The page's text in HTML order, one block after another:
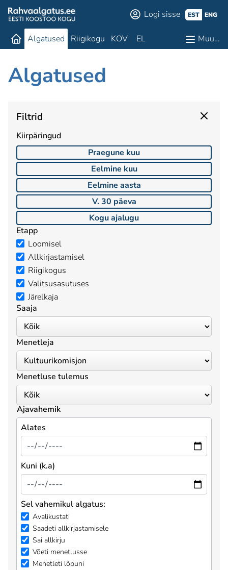
Logi sisse EST ENG
Algatused Riigikogu KOV EL Muu…
Algatused
Filtrid
Kiirpäringud
Praegune kuu
Eelmine kuu
Eelmine aasta
V. 30 päeva
Kogu ajalugu
Etapp
Loomisel
Allkirjastamisel
Riigikogus
Valitsusasutuses
Järelkaja
Saaja
Menetleja
Menetluse tulemus
Ajavahemik
Alates
Kuni (k.a)
Sel vahemikul algatus:
Avalikustati
Saadeti allkirjastamisele
Sai allkirju
Võeti menetlusse
Menetleti lõpuni